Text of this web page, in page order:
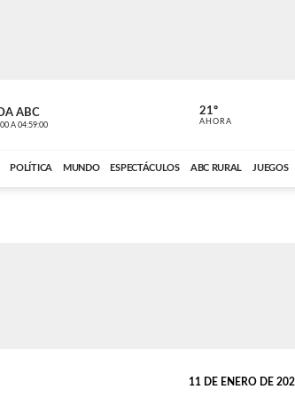
ABC
A 04:59:00 ABC CARDINAL
21º
AHORA
POLÍTICA MUNDO ESPECTÁCULOS ABC RURAL JUEGOS
11 DE ENERO DE